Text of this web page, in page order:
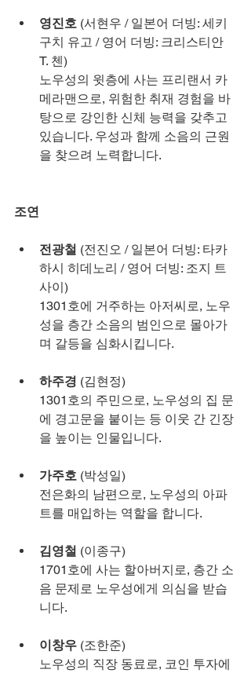
영진호 (서현우 / 일본어 더빙: 세키
구치 유고 / 영어 더빙: 크리스티안
T. 첸)
노우성의 윗층에 사는 프리랜서 카
메라맨으로, 위험한 취재 경험을 바
탕으로 강인한 신체 능력을 갖추고
있습니다. 우성과 함께 소음의 근원
을 찾으려 노력합니다.
조연
전광철 (전진오 / 일본어 더빙: 타카
하시 히데노리 / 영어 더빙: 조지 트
사이)
1301호에 거주하는 아저씨로, 노우
성을 층간 소음의 범인으로 몰아가
며 갈등을 심화시킵니다.
하주경 (김현정)
1301호의 주민으로, 노우성의 집 문
에 경고문을 붙이는 등 이웃 간 긴장
을 높이는 인물입니다.
가주호 (박성일)
전은화의 남편으로, 노우성의 아파
트를 매입하는 역할을 합니다.
김영철 (이종구)
1701호에 사는 할아버지로, 층간 소
음 문제로 노우성에게 의심을 받습
니다.
이창우 (조한준)
노우성의 직장 동료로, 코인 투자에